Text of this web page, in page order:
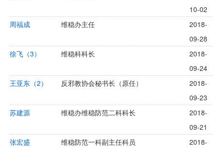
10-02
周福成
维稳办主任
2018-
09-28
徐飞（3）
维稳科科长
2018-
09-24
王亚东（2）
反邪教协会秘书长（原任）
2018-
09-23
苏建源
维稳办维稳防范二科科长
2018-
09-21
张宏盛
维稳防范一科副主任科员
2018-